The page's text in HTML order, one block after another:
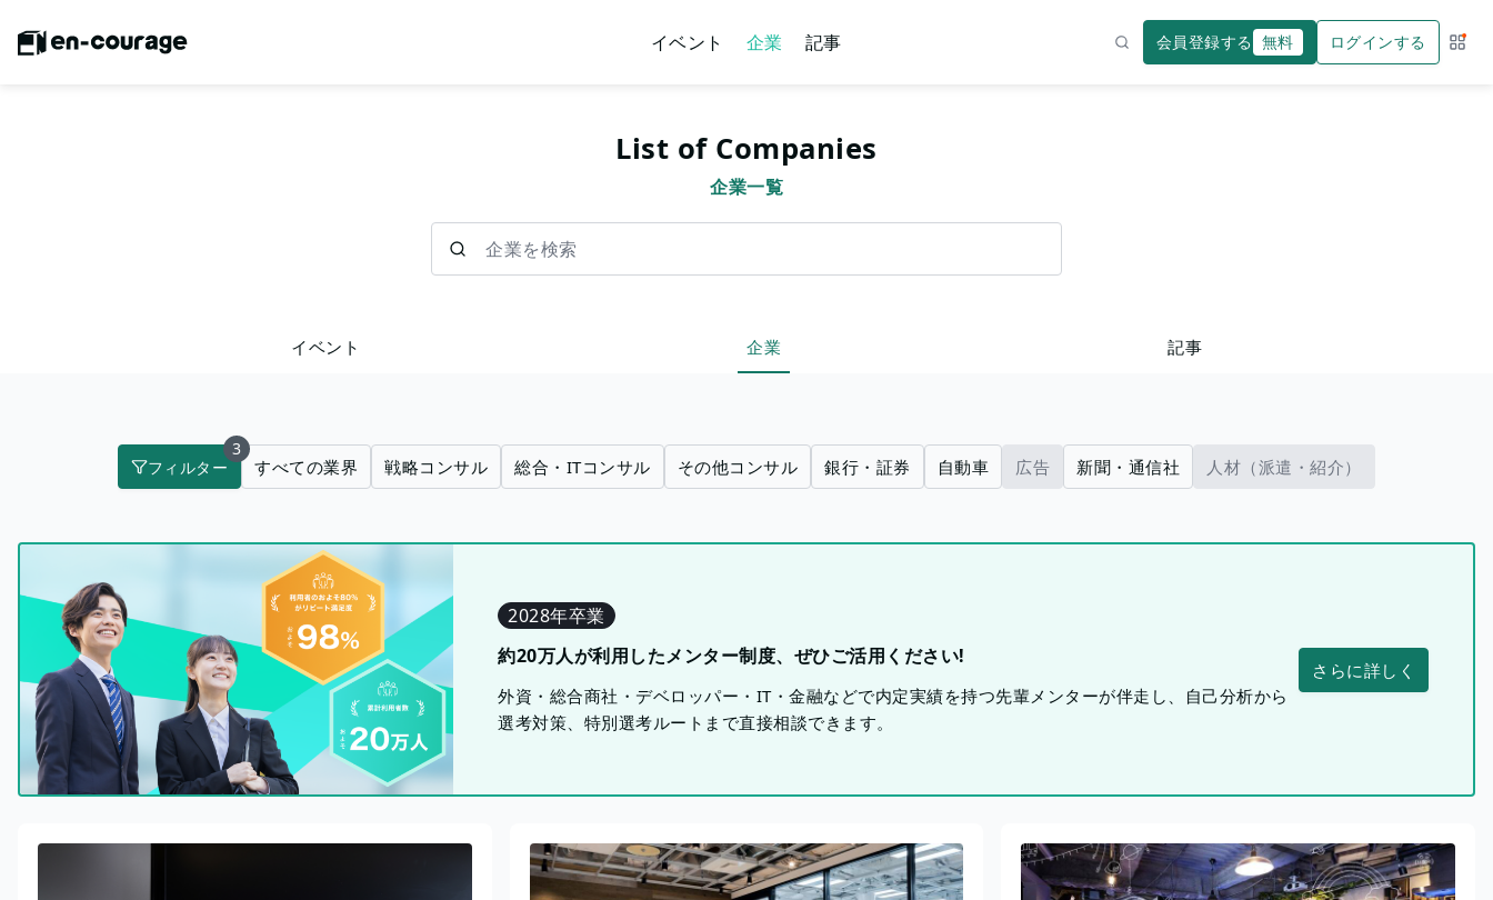
イベント 企業 記事 会員登録する 無料 ログインする サー
List of Companies
企業一覧
イベント 企業 記事
フィルター
3
すべての業界 戦略コンサル 総合・ITコンサル その他コンサル 銀行・証券 自動車 広告 新聞・通信社 人材（派遣・紹介）
2028年卒業
約20万人が利用したメンター制度、ぜひご活用ください!
外資・総合商社・デベロッパー・IT・金融などで内定実績を持つ先輩メンターが伴走し、自己分析から
選考対策、特別選考ルートまで直接相談できます。
さらに詳しく